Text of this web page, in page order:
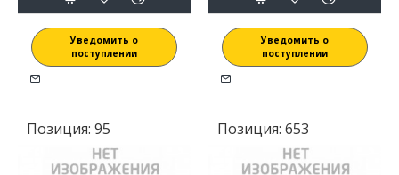
Уведомить о
поступлении
Уведомить о
поступлении
Позиция: 95 Позиция: 653